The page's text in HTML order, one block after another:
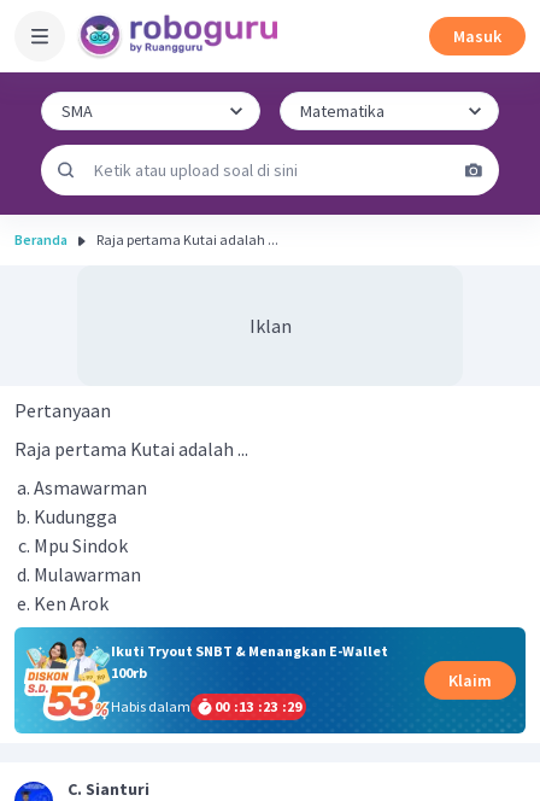
Masuk
Beranda Raja pertama Kutai adalah ...
Iklan
Pertanyaan
Raja pertama Kutai adalah ...
Asmawarman
Kudungga
Mpu Sindok
Mulawarman
Ken Arok
Ikuti Tryout SNBT & Menangkan E-Wallet
100rb
Habis dalam
00 :13 :23 :29
Klaim
C. Sianturi